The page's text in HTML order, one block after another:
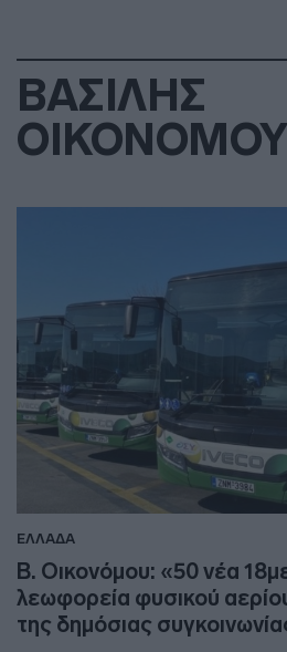
ΒΑΣΙΛΗΣ
ΟΙΚΟΝΟΜΟΥ
ΕΛΛΑΔΑ
Β. Οικονόμου: «50 νέα
λεωφορεία φυσικού
της δημόσιας